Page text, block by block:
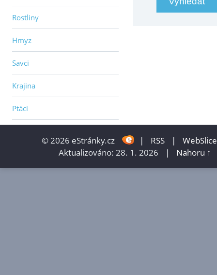
Rostliny
Hmyz
Savci
Krajina
Ptáci
© 2026 eStránky.cz | RSS |
WebSlice
Aktualizováno: 28. 1. 2026
| Nahoru ↑